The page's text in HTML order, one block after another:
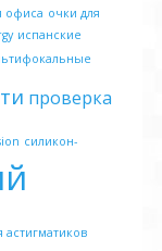
офиса очки для
испанские
проверка
силикон-
астигматиков